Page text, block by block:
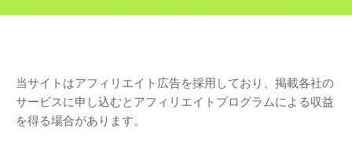
当サイトはアフィリエイト広告を採用しており、掲載各社の
サービスに申し込むとアフィリエイトプログラムによる収益
を得る場合があります。